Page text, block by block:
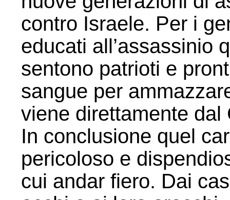
contro Israele. Per i
educati all’assassinio
sentono patrioti e
sangue per
viene direttamente
In conclusione quel
pericoloso e
cui andar fiero. Dai